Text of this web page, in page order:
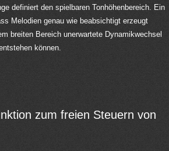
definiert den spielbaren Tonhöhenbereich. Ein
Melodien genau wie beabsichtigt erzeugt
breiten Bereich unerwartete Dynamikwechsel
können.
zum freien Steuern von